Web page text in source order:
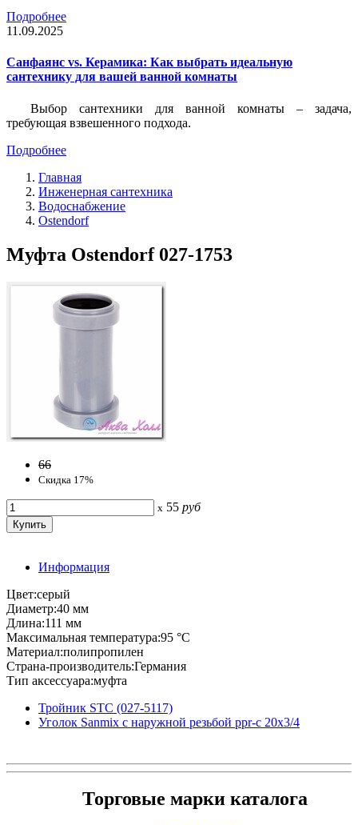
Подробнее
11.09.2025
Санфаянс vs. Керамика: Как выбрать идеальную
сантехнику для вашей ванной комнаты
Выбор сантехники для ванной комнаты – задача,
требующая взвешенного подхода.
Подробнее
Главная
Инженерная сантехника
Водоснабжение
Ostendorf
Муфта Ostendorf 027-1753
66
Скидка 17%
x 55 руб
Информация
Цвет:серый
Диаметр:40 мм
Длина:111 мм
Максимальная температура:95 °C
Материал:полипропилен
Страна-производитель:Германия
Тип аксессуара:муфта
Тройник STC (027-5117)
Уголок Sanmix с наружной резьбой ppr-c 20х3/4
Торговые марки каталога